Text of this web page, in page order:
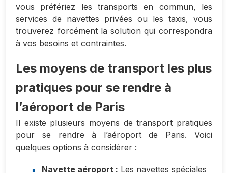
vous préfériez les transports en commun, les
services de navettes privées ou les taxis, vous
trouverez forcément la solution qui correspondra
à vos besoins et contraintes.
Les moyens de transport les plus
pratiques pour se rendre à
l’aéroport de Paris
Il existe plusieurs moyens de transport pratiques
pour se rendre à l’aéroport de Paris. Voici
quelques options à considérer :
Navette aéroport : Les navettes spéciales